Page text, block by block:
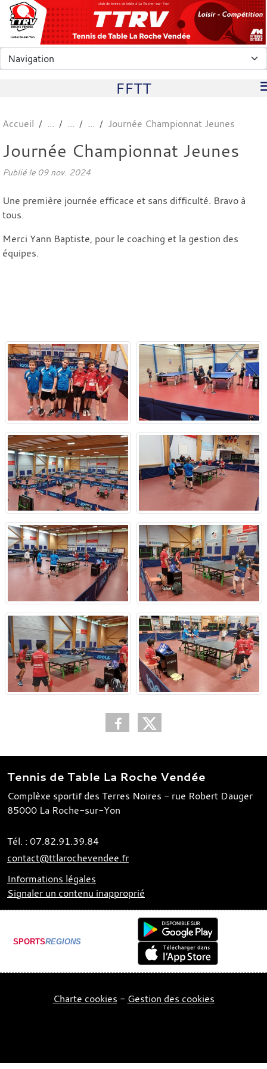
club de tennis de table à La Roche-sur-Yon
FFTT
Accueil Journée Championnat Jeunes
Journée Championnat Jeunes
Publié le 09 nov. 2024
Une première journée efficace et sans difficulté. Bravo à
tous.
Merci Yann Baptiste, pour le coaching et la gestion des
équipes.
Tennis de Table La Roche Vendée
Complèxe sportif des Terres Noires - rue Robert Dauger
85000 La Roche-sur-Yon
Tél. : 07.82.91.39.84
contact@ttlarochevendee.fr
Informations légales
Signaler un contenu inapproprié
SPORTSREGIONS
Charte cookies Gestion des cookies
Panneau de gestion des cookies